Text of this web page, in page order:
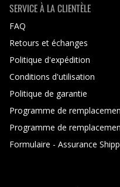
SERVICE À LA CLIENTÈLE
FAQ
Retours et échanges
Politique d'expédition
Conditions d'utilisation
Politique de garantie
Programme de
Programme de
Formulaire - Assurance